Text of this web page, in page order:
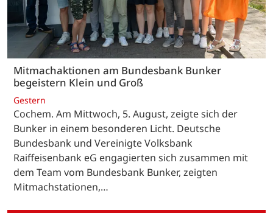
Mitmachaktionen am Bundesbank Bunker
begeistern Klein und Groß
Gestern
Cochem. Am Mittwoch, 5. August, zeigte sich der
Bunker in einem besonderen Licht. Deutsche
Bundesbank und Vereinigte Volksbank
Raiffeisenbank eG engagierten sich zusammen mit
dem Team vom Bundesbank Bunker, zeigten
Mitmachstationen,…